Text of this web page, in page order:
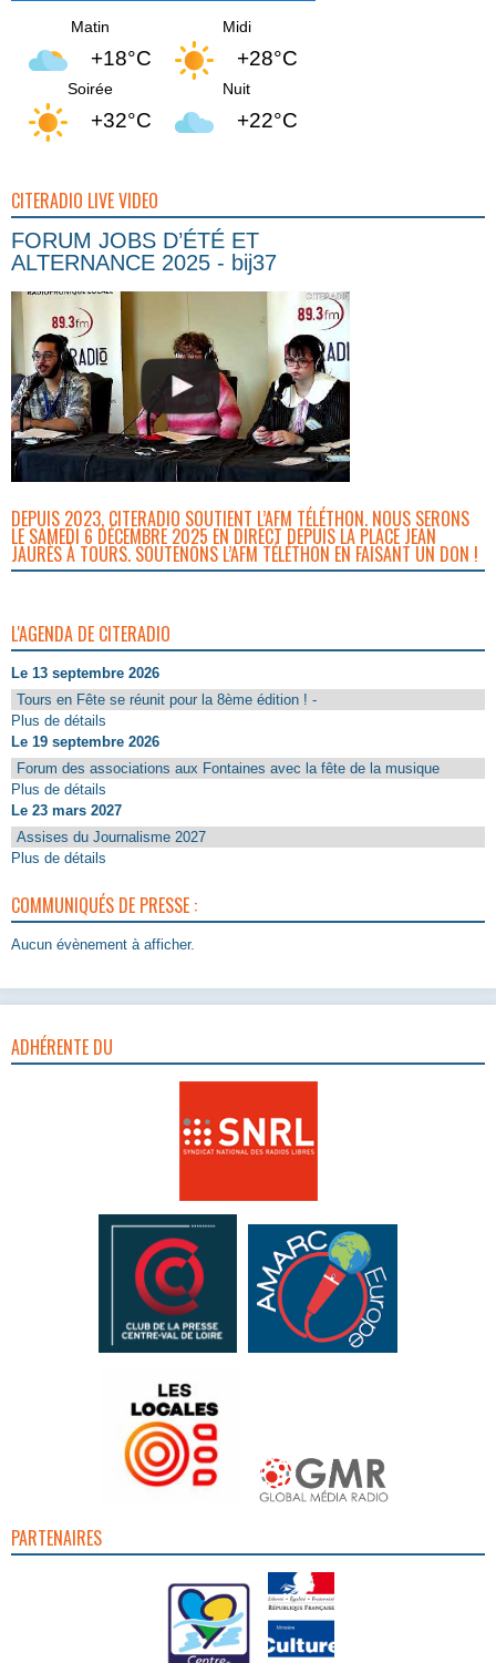
Matin
+18°C
Midi
+28°C
Soirée
+32°C
Nuit
+22°C
CITERADIO LIVE VIDEO
FORUM JOBS D’ÉTÉ ET
ALTERNANCE 2025 - bij37
DEPUIS 2023, CITERADIO SOUTIENT L’AFM TÉLÉTHON. NOUS SERONS
LE SAMEDI 6 DÉCEMBRE 2025 EN DIRECT DEPUIS LA PLACE JEAN
JAURÈS À TOURS. SOUTENONS L’AFM TÉLÉTHON EN FAISANT UN DON !
L'AGENDA DE CITERADIO
Le 13 septembre 2026
Tours en Fête se réunit pour la 8ème édition ! -
Plus de détails
Le 19 septembre 2026
Forum des associations aux Fontaines avec la fête de la musique
Plus de détails
Le 23 mars 2027
Assises du Journalisme 2027
Plus de détails
COMMUNIQUÉS DE PRESSE :
Aucun évènement à afficher.
ADHÉRENTE DU
PARTENAIRES